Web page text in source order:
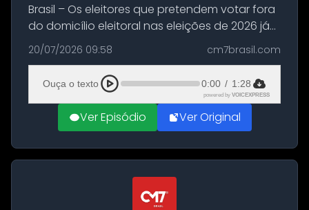
Brasil – Os eleitores que pretendem votar fora
do domicílio eleitoral nas eleições de 2026 já
podem solicitar o voto em trânsito a partir
desta segunda-feira (20). O pedido pode ser
feito até 20 de ag...
20/07/2026 09:58 cm7brasil.com
Ouça o texto 0:00 / 1:28
powered by VOICEXPRESS
Ver Episódio Ver Original